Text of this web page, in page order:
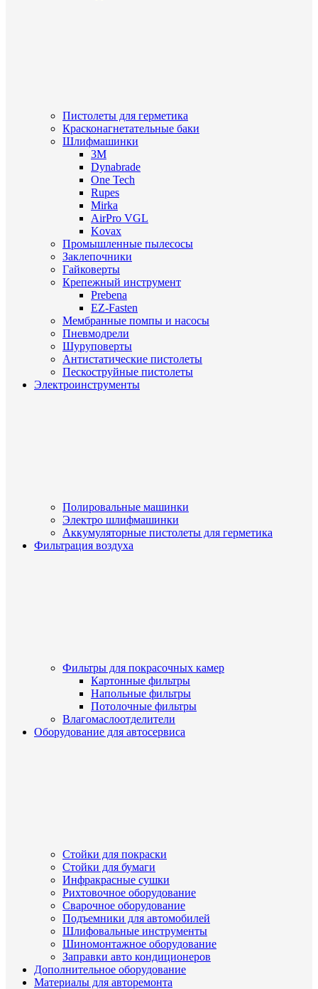
Пистолеты для герметика
Красконагнетательные баки
Шлифмашинки
3M
Dynabrade
One Tech
Rupes
Mirka
AirPro VGL
Kovax
Промышленные пылесосы
Заклепочники
Гайковерты
Крепежный инструмент
Prebena
EZ-Fasten
Мембранные помпы и насосы
Пневмодрели
Шуруповерты
Антистатические пистолеты
Пескоструйные пистолеты
Электроинструменты
Полировальные машинки
Электро шлифмашинки
Аккумуляторные пистолеты для герметика
Фильтрация воздуха
Фильтры для покрасочных камер
Картонные фильтры
Напольные фильтры
Потолочные фильтры
Влагомаслоотделители
Оборудование для автосервиса
Стойки для покраски
Стойки для бумаги
Инфракрасные сушки
Рихтовочное оборудование
Сварочное оборудование
Подъемники для автомобилей
Шлифовальные инструменты
Шиномонтажное оборудование
Заправки авто кондиционеров
Дополнительное оборудование
Материалы для авторемонта